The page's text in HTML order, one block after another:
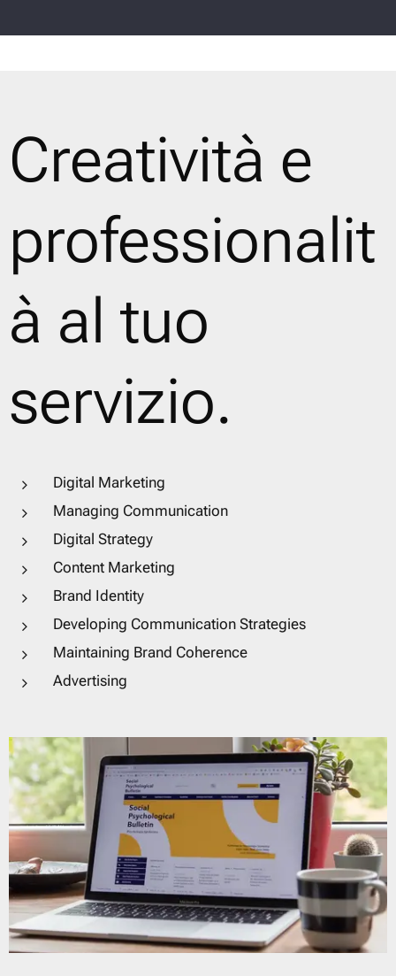
Creatività e
professionalit
à al tuo
servizio.
Digital Marketing
Managing Communication
Digital Strategy
Content Marketing
Brand Identity
Developing Communication Strategies
Maintaining Brand Coherence
Advertising